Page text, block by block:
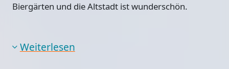
Biergärten und die Altstadt ist wunderschön.
Weiterlesen